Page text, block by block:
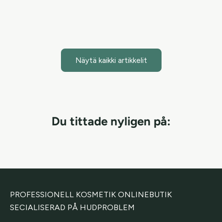
Näytä kaikki artikkelit
Du tittade nyligen på:
PROFESSIONELL KOSMETIK ONLINEBUTIK
SECIALISERAD PÅ HUDPROBLEM